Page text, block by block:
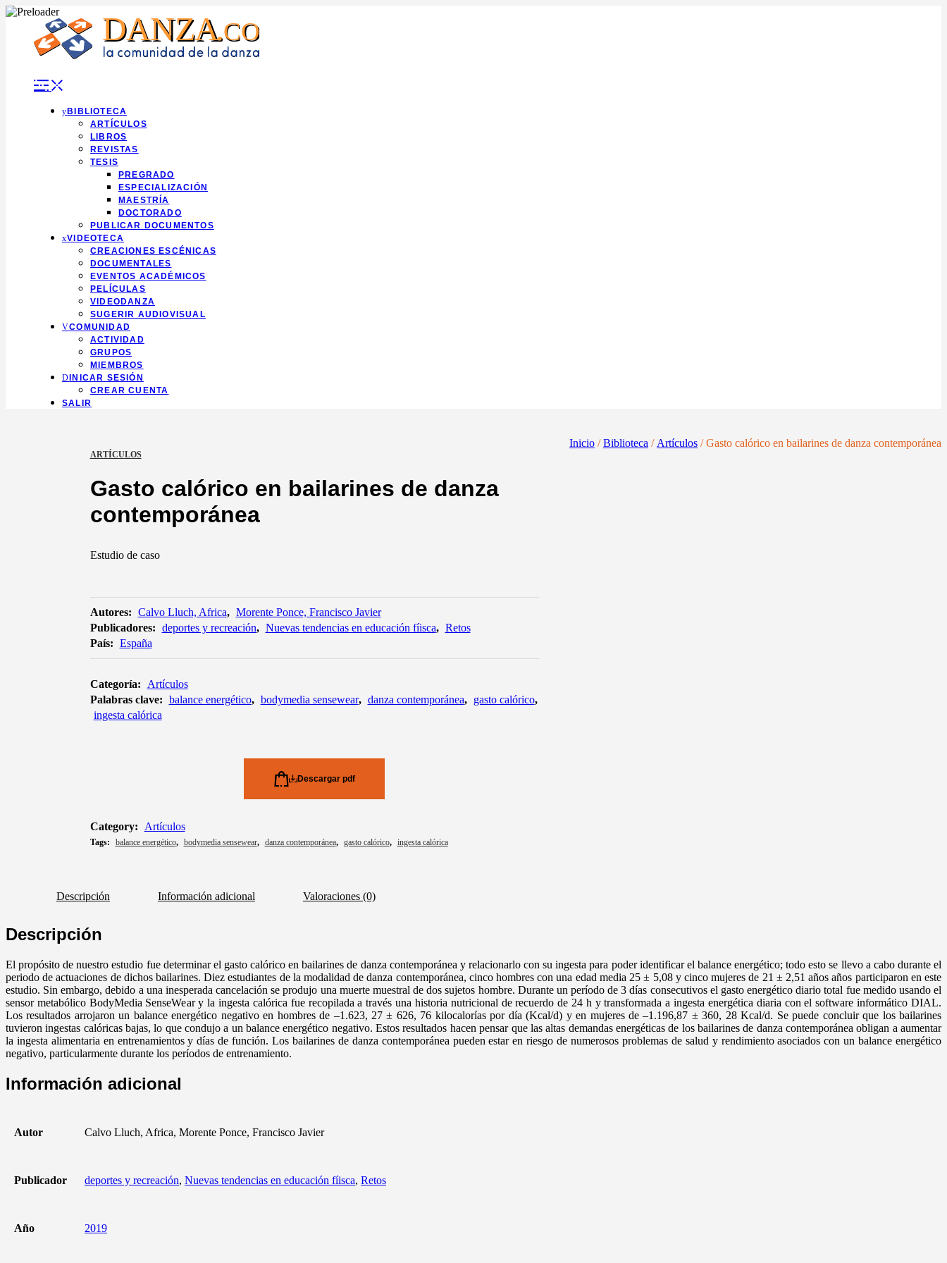
content
BIBLIOTECA
ARTÍCULOS
LIBROS
REVISTAS
TESIS
PREGRADO
ESPECIALIZACIÓN
MAESTRÍA
DOCTORADO
PUBLICAR DOCUMENTOS
VIDEOTECA
CREACIONES ESCÉNICAS
DOCUMENTALES
EVENTOS ACADÉMICOS
PELÍCULAS
VIDEODANZA
SUGERIR AUDIOVISUAL
COMUNIDAD
ACTIVIDAD
GRUPOS
MIEMBROS
INICAR SESIÓN
CREAR CUENTA
SALIR
Inicio /Biblioteca / Artículos / Gasto calórico en bailarines de danza contemporánea
ARTÍCULOS
Gasto calórico en bailarines de danza
contemporánea
Estudio de caso
Autores: Calvo Lluch, Africa, Morente Ponce, Francisco Javier
Publicadores: deportes y recreación, Nuevas tendencias en educación fíisca, Retos
País: España
Categoría:
Artículos
Palabras clave: balance energético, bodymedia sensewear, danza contemporánea, gasto calórico,
ingesta calórica
Descargar pdf
Category: Artículos
Tags: balance energético, bodymedia sensewear, danza contemporánea, gasto calórico, ingesta calórica
Descripción Información adicional Valoraciones (0)
Descripción
El propósito de nuestro estudio fue determinar el gasto calórico en bailarines de danza contemporánea y relacionarlo con su ingesta para poder identificar el balance energético; todo esto se llevo a cabo durante el
periodo de actuaciones de dichos bailarines. Diez estudiantes de la modalidad de danza contemporánea, cinco hombres con una edad media 25 ± 5,08 y cinco mujeres de 21 ± 2,51 años años participaron en este
estudio. Sin embargo, debido a una inesperada cancelación se produjo una muerte muestral de dos sujetos hombre. Durante un período de 3 días consecutivos el gasto energético diario total fue medido usando el
sensor metabólico BodyMedia SenseWear y la ingesta calórica fue recopilada a través una historia nutricional de recuerdo de 24 h y transformada a ingesta energética diaria con el software informático DIAL.
Los resultados arrojaron un balance energético negativo en hombres de –1.623, 27 ± 626, 76 kilocalorías por día (Kcal/d) y en mujeres de –1.196,87 ± 360, 28 Kcal/d. Se puede concluir que los bailarines
tuvieron ingestas calóricas bajas, lo que condujo a un balance energético negativo. Estos resultados hacen pensar que las altas demandas energéticas de los bailarines de danza contemporánea obligan a aumentar
la ingesta alimentaria en entrenamientos y días de función. Los bailarines de danza contemporánea pueden estar en riesgo de numerosos problemas de salud y rendimiento asociados con un balance energético
negativo, particularmente durante los períodos de entrenamiento.
Información adicional
Autor Calvo Lluch, Africa, Morente Ponce, Francisco Javier
Publicador deportes y recreación, Nuevas tendencias en educación fíisca, Retos
Año 2019